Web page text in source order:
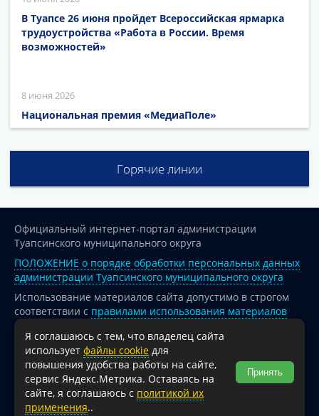
В Туапсе 26 июня пройдет Всероссийская ярмарка
трудоустройства «Работа в России. Время
возможностей»
8 июня 2026
Национальная премия «МедиаПоле»
Горячие линии
Официальный интернет-портал администрации
Туапсинского муниципального округа
ПОЛОЖЕНИЕ о порядке обработки персональных данных
администрации Туапсинского муниципального округа
Использование материалов сайта допустимо в строгом
соответствии с правилами использования материалов
опубликованных на сайте
При перепечатке и использовании информации ссылка
на источник обязательна.
Для сайтов и страниц сети Интернет обязательна
активная гиперссылка на официальный интернет-портал
администрации Туапсинского муниципального округа.
Я соглашаюсь с тем, что владелец сайта
использует файлы cookie для
повышения удобства работы на сайте,
сервис Яндекс.Метрика. Оставаясь на
сайте, я соглашаюсь с политикой их
применения..
Принять